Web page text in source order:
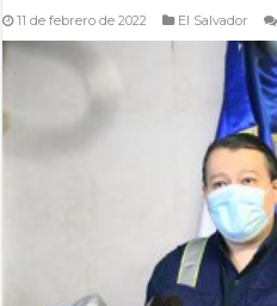
11 de febrero de 2022 El Salvador